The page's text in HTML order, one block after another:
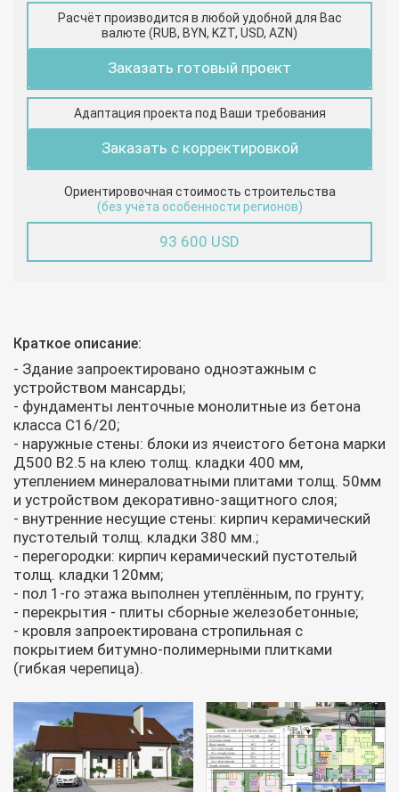
Расчёт производится в любой удобной для Вас
валюте (RUB, BYN, KZT, USD, AZN)
Заказать готовый проект
Адаптация проекта под Ваши требования
Заказать с корректировкой
Ориентировочная стоимость строительства
(без учёта особенности регионов)
93 600 USD
Краткое описание:
- Здание запроектировано одноэтажным с
устройством мансарды;
- фундаменты ленточные монолитные из бетона
класса С16/20;
- наружные стены: блоки из ячеистого бетона марки
Д500 В2.5 на клею толщ. кладки 400 мм,
утеплением минераловатными плитами толщ. 50мм
и устройством декоративно-защитного слоя;
- внутренние несущие стены: кирпич керамический
пустотелый толщ. кладки 380 мм.;
- перегородки: кирпич керамический пустотелый
толщ. кладки 120мм;
- пол 1-го этажа выполнен утеплённым, по грунту;
- перекрытия - плиты сборные железобетонные;
- кровля запроектирована стропильная с
покрытием битумно-полимерными плитками
(гибкая черепица).